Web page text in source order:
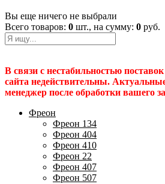
Вы еще ничего не выбрали
Всего товаров: 0 шт., на сумму: 0 руб.
В связи с нестабильностью
сайта недействительны.
менеджер после обработки вашего
Фреон
Фреон 134
Фреон 404
Фреон 410
Фреон 22
Фреон 407
Фреон 507